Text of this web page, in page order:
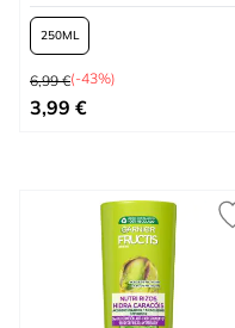
250
Prix normal
6,99 €(-43%)
À partir de
3,99 €